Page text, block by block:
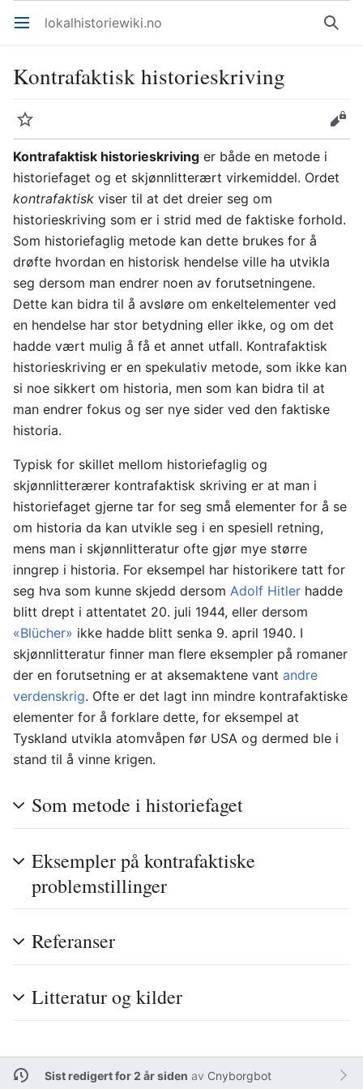
Åpne hovedmenyen lokalhistoriewiki.no Søk
Kontrafaktisk historieskriving
Overvåk
Rediger
Kontrafaktisk historieskriving er både en metode i
historiefaget og et skjønnlitterært virkemiddel. Ordet
kontrafaktisk viser til at det dreier seg om
historieskriving som er i strid med de faktiske forhold.
Som historiefaglig metode kan dette brukes for å
drøfte hvordan en historisk hendelse ville ha utvikla
seg dersom man endrer noen av forutsetningene.
Dette kan bidra til å avsløre om enkeltelementer ved
en hendelse har stor betydning eller ikke, og om det
hadde vært mulig å få et annet utfall. Kontrafaktisk
historieskriving er en spekulativ metode, som ikke kan
si noe sikkert om historia, men som kan bidra til at
man endrer fokus og ser nye sider ved den faktiske
historia.
Typisk for skillet mellom historiefaglig og
skjønnlitterærer kontrafaktisk skriving er at man i
historiefaget gjerne tar for seg små elementer for å se
om historia da kan utvikle seg i en spesiell retning,
mens man i skjønnlitteratur ofte gjør mye større
inngrep i historia. For eksempel har historikere tatt for
seg hva som kunne skjedd dersom Adolf Hitler hadde
blitt drept i attentatet 20. juli 1944, eller dersom
«Blücher» ikke hadde blitt senka 9. april 1940. I
skjønnlitteratur finner man flere eksempler på romaner
der en forutsetning er at aksemaktene vant andre
verdenskrig. Ofte er det lagt inn mindre kontrafaktiske
elementer for å forklare dette, for eksempel at
Tyskland utvikla atomvåpen før USA og dermed ble i
stand til å vinne krigen.
Som metode i historiefaget
Eksempler på kontrafaktiske
problemstillinger
Referanser
Litteratur og kilder
Sist redigert for 2 år siden av Cnyborgbot